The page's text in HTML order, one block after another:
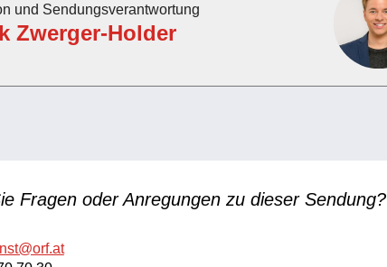
und Sendungsverantwortung
Zwerger-Holder
Fragen oder Anregungen zu dieser Sendung?